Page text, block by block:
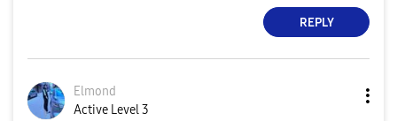
REPLY
Elmond
Active Level 3